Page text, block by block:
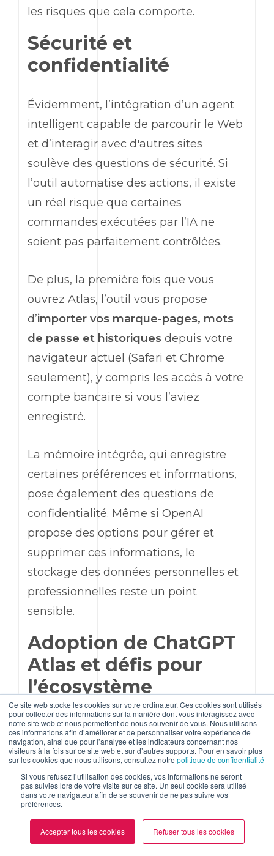
Ce site web stocke les cookies sur votre ordinateur. Ces cookies sont utilisés
pour collecter des informations sur la manière dont vous interagissez avec
notre site web et nous permettent de nous souvenir de vous. Nous utilisons
ces informations afin d’améliorer et de personnaliser votre expérience de
navigation, ainsi que pour l’analyse et les indicateurs concernant nos
visiteurs à la fois sur ce site web et sur d’autres supports. Pour en savoir plus
sur les cookies que nous utilisons, consultez notre politique de confidentialité
Si vous refusez l’utilisation des cookies, vos informations ne seront
pas suivies lors de votre visite sur ce site. Un seul cookie sera utilisé
dans votre navigateur afin de se souvenir de ne pas suivre vos
préférences.
Accepter tous les cookies Refuser tous les cookies
les risques que cela comporte.
Sécurité et
confidentialité
Évidemment, l’intégration d’un agent
intelligent capable de parcourir le Web
et d’interagir avec d'autres sites
soulève des questions de sécurité. Si
l’outil automatise des actions, il existe
un réel risque que certaines
commandes exécutées par l’IA ne
soient pas parfaitement contrôlées.
De plus, la première fois que vous
ouvrez Atlas, l’outil vous propose
d’importer vos marque-pages, mots
de passe et historiques depuis votre
navigateur actuel (Safari et Chrome
seulement), y compris les accès à votre
compte bancaire si vous l’aviez
enregistré.
La mémoire intégrée, qui enregistre
certaines préférences et informations,
pose également des questions de
confidentialité. Même si OpenAI
propose des options pour gérer et
supprimer ces informations, le
stockage des données personnelles et
professionnelles reste un point
sensible.
Adoption de ChatGPT
Atlas et défis pour
l’écosystème
Changer de navigateur reste une
décision lourde pour de nombreux
utilisateurs, d'autant plus queGoogle
bénéficie d’une place bien ancrée dans
le quotidien. Après tout, il offre un
écosystème d’outils des plus complets
avecGoogle Workspace(Calendar,